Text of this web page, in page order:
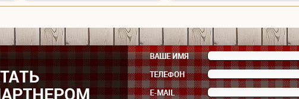
ВАШЕ ИМЯ
ТЕЛЕФОН
E-MAIL